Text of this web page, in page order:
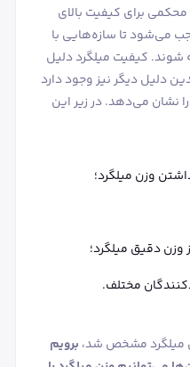
برای کیفیت بالای
می‌شود تا سازه‌هایی با
شوند. کیفیت میلگرد دلیل
دلیل دیگر نیز وجود دارد
نشان می‌دهد. در زیر این
وزن میلگرد؛
وزن دقیق میلگرد؛
مختلف.
میلگرد مشخص شد، برویم